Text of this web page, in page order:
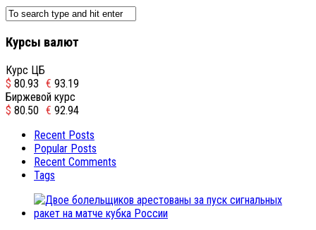
Курсы валют
Курс ЦБ
$ 80.93 € 93.19
Биржевой курс
$ 80.50 € 92.94
Recent Posts
Popular Posts
Recent Comments
Tags